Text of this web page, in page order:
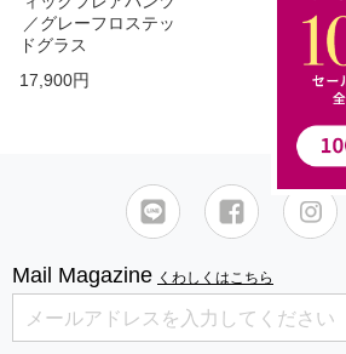
／グレーフロステッ
ドグラス
17,900円
Mail Magazine くわしくはこちら